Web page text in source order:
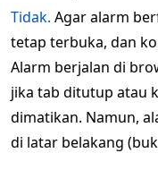
Tidak. Agar alarm
tetap terbuka, dan
Alarm berjalan di
jika tab ditutup atau
dimatikan. Namun,
di latar belakang